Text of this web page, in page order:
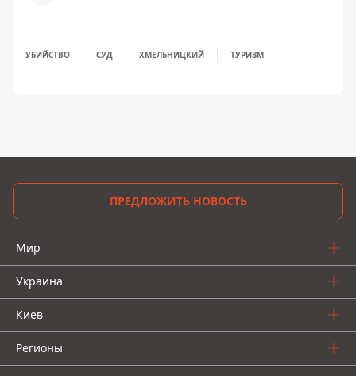
УБИЙСТВО СУД ХМЕЛЬНИЦКИЙ ТУРИЗМ
ПРЕДЛОЖИТЬ НОВОСТЬ
Мир
Украина
Киев
Регионы